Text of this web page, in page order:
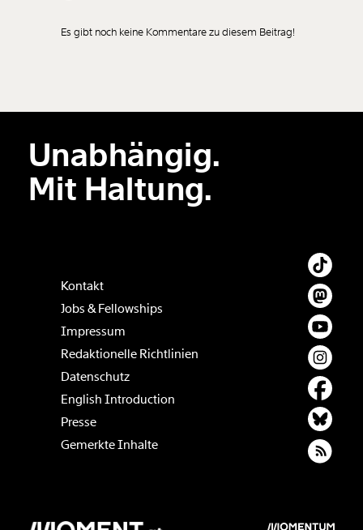
Der Inhalt dieses Feldes wird nicht öffentlich zugänglich angezeigt.
Es gibt noch keine Kommentare zu diesem Beitrag!
Unabhängig.
Mit Haltung.
Kontakt
Jobs & Fellowships
Impressum
Redaktionelle Richtlinien
Datenschutz
English Introduction
Presse
Gemerkte Inhalte